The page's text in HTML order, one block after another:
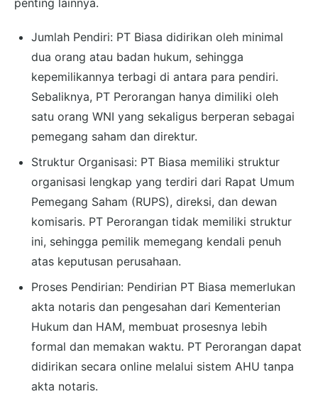
Jumlah Pendiri: PT Biasa didirikan oleh minimal
dua orang atau badan hukum, sehingga
kepemilikannya terbagi di antara para pendiri.
Sebaliknya, PT Perorangan hanya dimiliki oleh
satu orang WNI yang sekaligus berperan sebagai
pemegang saham dan direktur.
Struktur Organisasi: PT Biasa memiliki struktur
organisasi lengkap yang terdiri dari Rapat Umum
Pemegang Saham (RUPS), direksi, dan dewan
komisaris. PT Perorangan tidak memiliki struktur
ini, sehingga pemilik memegang kendali penuh
atas keputusan perusahaan.
Proses Pendirian: Pendirian PT Biasa memerlukan
akta notaris dan pengesahan dari Kementerian
Hukum dan HAM, membuat prosesnya lebih
formal dan memakan waktu. PT Perorangan dapat
didirikan secara online melalui sistem AHU tanpa
akta notaris.